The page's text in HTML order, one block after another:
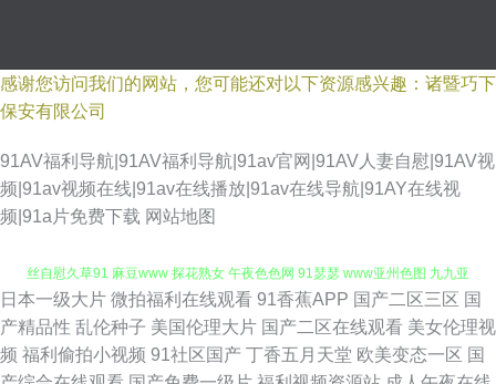
感谢您访问我们的网站，您可能还对以下资源感兴趣：诸暨巧下
保安有限公司
91AV福利导航|91AV福利导航|91av官网|91AV人妻自慰|91AV视
频|91av视频在线|91av在线播放|91av在线导航|91AY在线视
频|91a片免费下载 网站地图
91破处在线观看 九九肏肏 91免费视频黑丝 超碰激情五月天 国产第113页 黑
丝自慰久草91 麻豆www 探花熟女 午夜色色网 91瑟瑟 www亚州色图 九九亚
日本一级大片 微拍福利在线观看 91香蕉APP 国产二区三区 国
产精品性 乱伦种子 美国伦理大片 国产二区在线观看 美女伦理视
频 福利偷拍小视频 91社区国产 丁香五月天堂 欧美变态一区 国